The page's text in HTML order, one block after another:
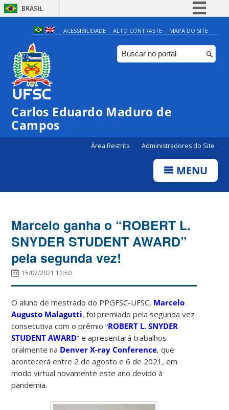
BRASIL
Simplifique!
Comunica BR
Participe
Canais
ACESSIBILIDADE ALTO CONTRASTE MAPA DO SITE
Carlos Eduardo Maduro de
Campos
Área Restrita Administradores do Site
MENU
Marcelo ganha o “ROBERT L.
SNYDER STUDENT AWARD”
pela segunda vez!
15/07/2021 12:50
O aluno de mestrado do PPGFSC-UFSC, Marcelo
Augusto Malagutti, foi premiado pela segunda vez
consecutiva com o prêmio “ROBERT L. SNYDER
STUDENT AWARD” e apresentará trabalhos
oralmente na Denver X-ray Conference, que
acontecerá entre 2 de agosto e 6 de 2021, em
modo virtual novamente este ano devido à
pandemia.